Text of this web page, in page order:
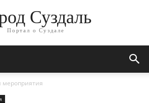
Суздаль
Портал о Суздале
мероприятия